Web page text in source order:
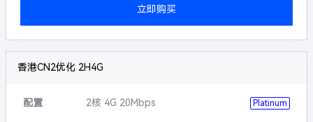
立即购买
香港CN2优化 2H4G
配置 2核 4G 20Mbps Platinum